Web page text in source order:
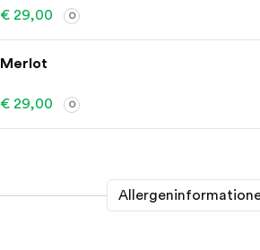
€ 29,00 O
Merlot
€ 29,00 O